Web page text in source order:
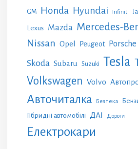
GM Honda Hyundai Infiniti
Lexus Mazda Mercedes-
Nissan Opel Peugeot Porsche
Skoda Subaru Suzuki Tesla
Volkswagen Volvo
Авточиталка Безпека
Гібридні автомобілі ДАІ Дороги
Електрокари